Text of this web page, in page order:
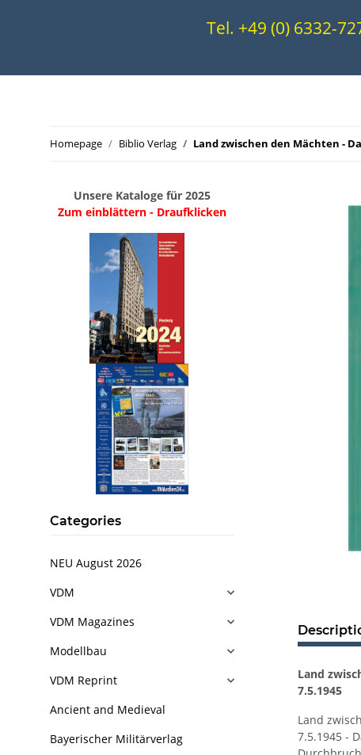
Tel. +49 (0) 6332-
Homepage Biblio Verlag Land zwischen den Mächten -
Land
7.5.1945
Land
7.5.1945 -
Unsere Kataloge für 2025
Zum einblättern - Draufklicken
Categories
NEU August 2026
VDM
VDM Magazines
Modellbau
VDM Reprint
Ancient and Medieval
Bayerischer Militärverlag